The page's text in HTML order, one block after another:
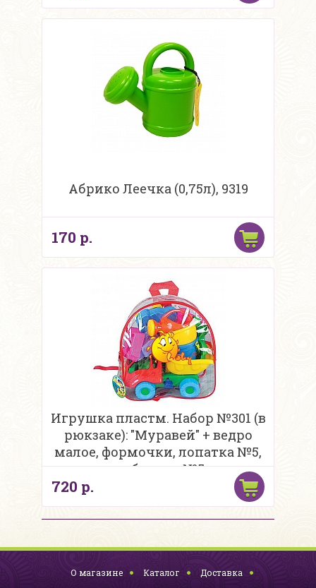
Абрико Леечка (0,75л), 9319
170 р.
Игрушка пластм. Набор №301 (в
рюкзаке): "Муравей" + ведро
малое, формочки, лопатка №5,
грабельки №5,
720 р.
О магазине Каталог Доставка